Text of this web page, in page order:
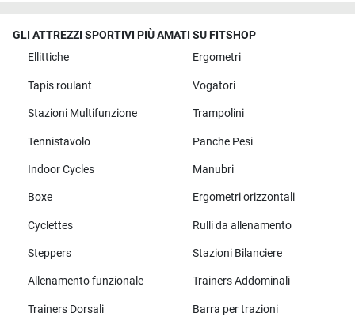
GLI ATTREZZI SPORTIVI PIÙ AMATI SU FITSHOP
Ellittiche
Ergometri
Tapis roulant Vogatori
Stazioni Multifunzione Trampolini
Tennistavolo Panche Pesi
Indoor Cycles Manubri
Boxe Ergometri orizzontali
Cyclettes Rulli da allenamento
Steppers Stazioni Bilanciere
Allenamento funzionale Trainers Addominali
Trainers Dorsali Barra per trazioni